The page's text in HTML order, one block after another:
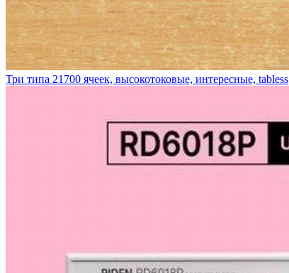
Три типа 21700 ячеек, высокотоковые, интересные, tabless